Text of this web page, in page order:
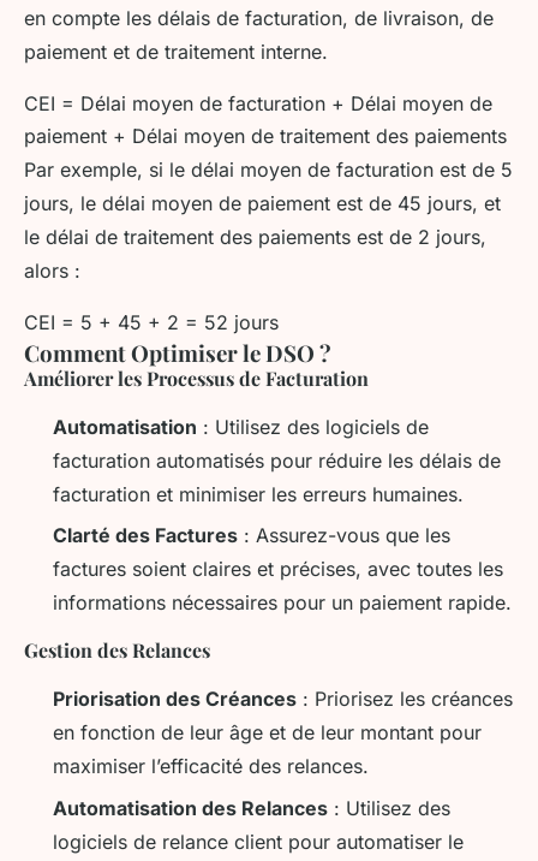
en compte les délais de facturation, de livraison, de
paiement et de traitement interne.
CEI = Délai moyen de facturation + Délai moyen de
paiement + Délai moyen de traitement des paiements
Par exemple, si le délai moyen de facturation est de 5
jours, le délai moyen de paiement est de 45 jours, et
le délai de traitement des paiements est de 2 jours,
alors :
CEI = 5 + 45 + 2 = 52 jours
Comment Optimiser le DSO ?
Améliorer les Processus de Facturation
Automatisation : Utilisez des logiciels de
facturation automatisés pour réduire les délais de
facturation et minimiser les erreurs humaines.
Clarté des Factures : Assurez-vous que les
factures soient claires et précises, avec toutes les
informations nécessaires pour un paiement rapide.
Gestion des Relances
Priorisation des Créances : Priorisez les créances
en fonction de leur âge et de leur montant pour
maximiser l’efficacité des relances.
Automatisation des Relances : Utilisez des
logiciels de relance client pour automatiser le